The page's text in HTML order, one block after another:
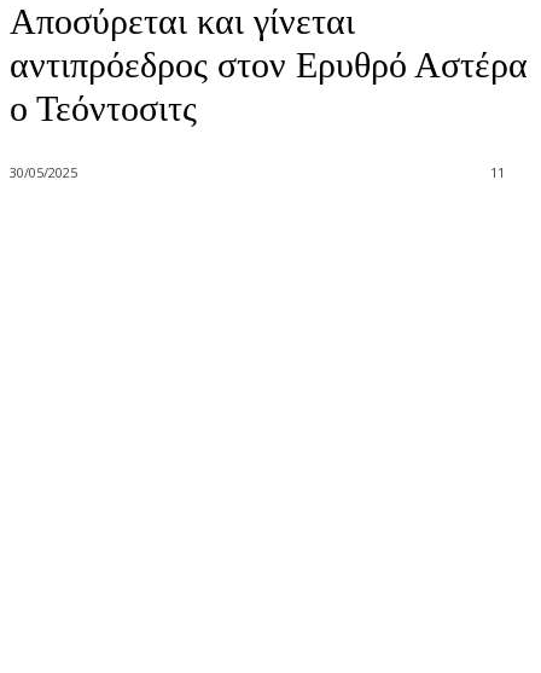
Αποσύρεται και γίνεται
αντιπρόεδρος στον Ερυθρό Αστέρα
ο Τεόντοσιτς
30/05/2025 11